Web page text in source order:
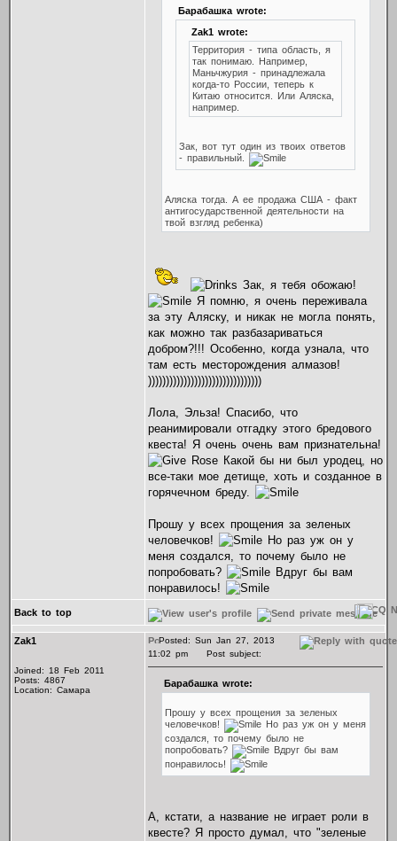
Барабашка wrote:
Zak1 wrote:
Территория - типа область, я
так понимаю. Например,
Маньчжурия - принадлежала
когда-то России, теперь к
Китаю относится. Или Аляска,
например.
Зак, вот тут один из твоих ответов
- правильный.
Аляска тогда. А ее продажа США - факт
антигосударственной деятельности на
твой взгляд ребенка)
Зак, я тебя обожаю!
Я помню, я очень переживала
за эту Аляску, и никак не могла понять,
как можно так разбазариваться
добром?!!! Особенно, когда узнала, что
там есть месторождения алмазов!
))))))))))))))))))))))))))))))))
Лола, Эльза! Спасибо, что
реанимировали отгадку этого бредового
квеста! Я очень очень вам признательна!
Какой бы ни был уродец, но
все-таки мое детище, хоть и созданное в
горячечном бреду.
Прошу у всех прощения за зеленых
человечков!
Но раз уж он у
меня создался, то почему было не
попробовать?
Вдруг бы вам
понравилось!
Back to top
Zak1
Joined: 18 Feb 2011
Posts: 4867
Location: Самара
Posted: Sun Jan 27, 2013
11:02 pm
Post subject:
Барабашка wrote:
Прошу у всех прощения за зеленых
человечков!
Но раз уж он у меня
создался, то почему было не
попробовать?
Вдруг бы вам
понравилось!
А, кстати, а название не играет роли в
квесте? Я просто думал, что "зеленые